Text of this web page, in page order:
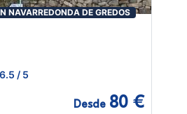
NAVARREDONDA DE GREDOS
/ 5
Desde 80 €